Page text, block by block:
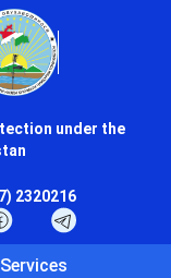
under the
2320216
Services